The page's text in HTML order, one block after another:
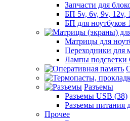
Запчасти для
БП 5v, 6v, 9v, 12v,
БП для ноутбуков
Матрицы для
Переходники для
Лампы подсветки
Разъемы
Разъемы USB (38)
Разъемы питания
Прочее